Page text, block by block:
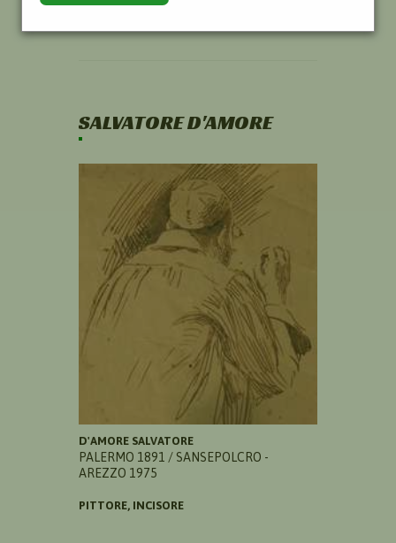
SALVATORE D'AMORE
D'AMORE SALVATORE
PALERMO 1891 / SANSEPOLCRO -
AREZZO 1975
PITTORE, INCISORE